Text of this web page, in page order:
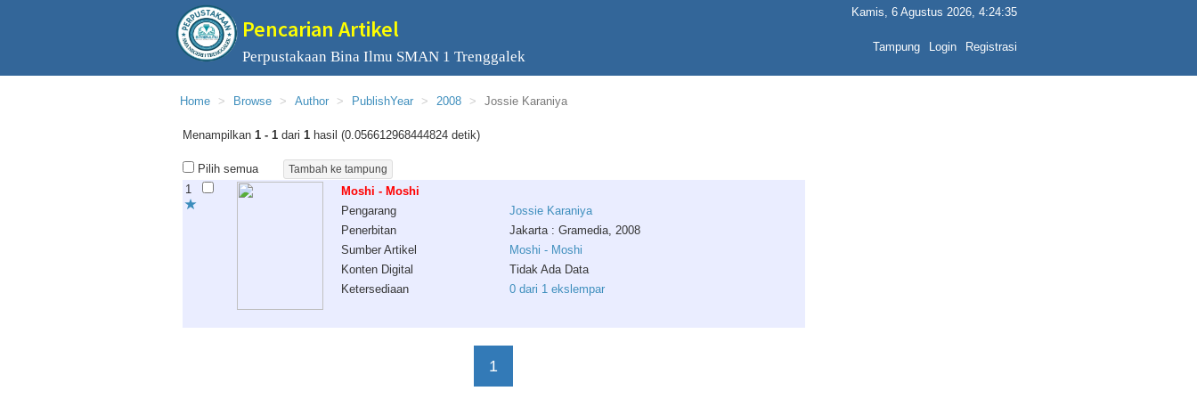
Pencarian Artikel
Perpustakaan Bina Ilmu SMAN 1 Trenggalek
Kamis, 6 Agustus 2026, 4:24:35
Tampung Login Registrasi
Home Browse Author PublishYear 2008 Jossie Karaniya
Menampilkan 1 - 1 dari 1 hasil (0.056612968444824 detik)
Pilih semua
1
Moshi - Moshi
Pengarang
Jossie Karaniya
Penerbitan
Jakarta : Gramedia, 2008
Sumber Artikel
Moshi - Moshi
Konten Digital
Tidak Ada Data
Ketersediaan
0 dari 1 ekslempar
1